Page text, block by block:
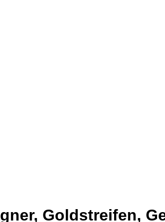
Goldstreifen,